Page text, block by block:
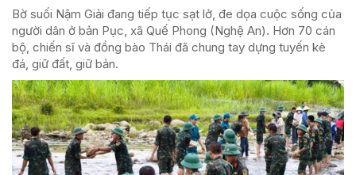
Bờ suối Nậm Giải đang tiếp tục sạt lở, đe dọa cuộc sống của
người dân ở bản Pục, xã Quế Phong (Nghệ An). Hơn 70 cán
bộ, chiến sĩ và đồng bào Thái đã chung tay dựng tuyến kè
đá, giữ đất, giữ bản.